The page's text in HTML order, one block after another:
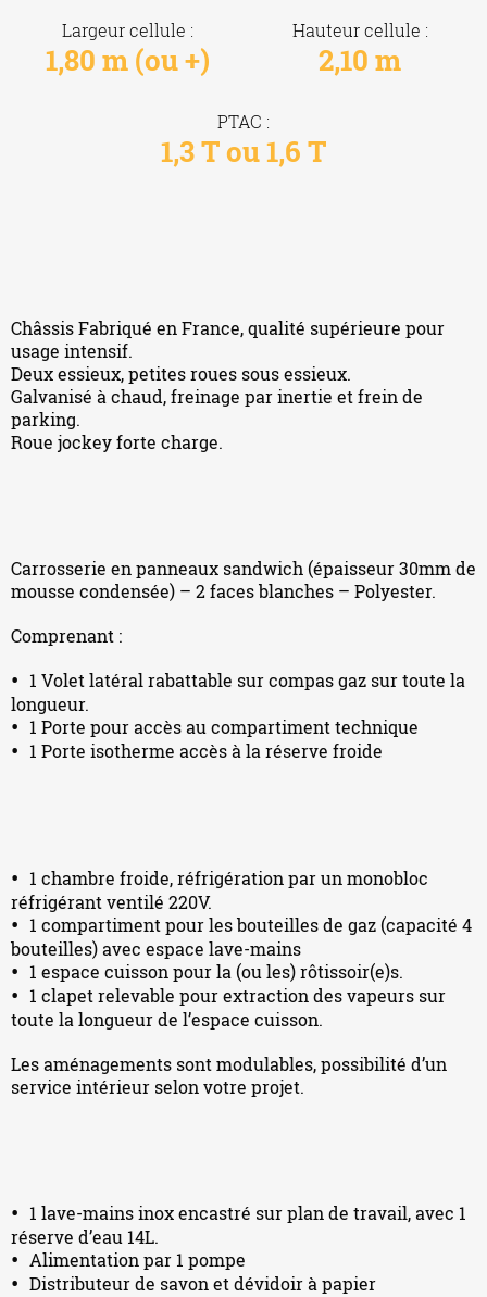
Largeur cellule :
1,80 m (ou +)
Hauteur cellule :
2,10 m
PTAC :
1,3 T ou 1,6 T
Châssis Fabriqué en France, qualité supérieure pour
usage intensif.
Deux essieux, petites roues sous essieux.
Galvanisé à chaud, freinage par inertie et frein de
parking.
Roue jockey forte charge.
Carrosserie en panneaux sandwich (épaisseur 30mm de
mousse condensée) – 2 faces blanches – Polyester.
Comprenant :
1 Volet latéral rabattable sur compas gaz sur toute la
longueur.
1 Porte pour accès au compartiment technique
1 Porte isotherme accès à la réserve froide
1 chambre froide, réfrigération par un monobloc
réfrigérant ventilé 220V.
1 compartiment pour les bouteilles de gaz (capacité 4
bouteilles) avec espace lave-mains
1 espace cuisson pour la (ou les) rôtissoir(e)s.
1 clapet relevable pour extraction des vapeurs sur
toute la longueur de l’espace cuisson.
Les aménagements sont modulables, possibilité d’un
service intérieur selon votre projet.
1 lave-mains inox encastré sur plan de travail, avec 1
réserve d’eau 14L.
Alimentation par 1 pompe
Distributeur de savon et dévidoir à papier